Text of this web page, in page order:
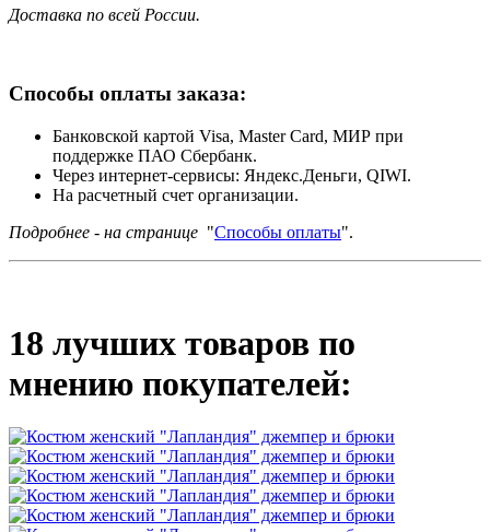
Доставка по всей России.
Способы оплаты заказа:
Банковской картой Visa, Master Card, МИР при
поддержке ПАО Сбербанк.
Через интернет-сервисы: Яндекс.Деньги, QIWI.
На расчетный счет организации.
Подробнее - на странице "Способы оплаты".
18 лучших товаров по
мнению покупателей: